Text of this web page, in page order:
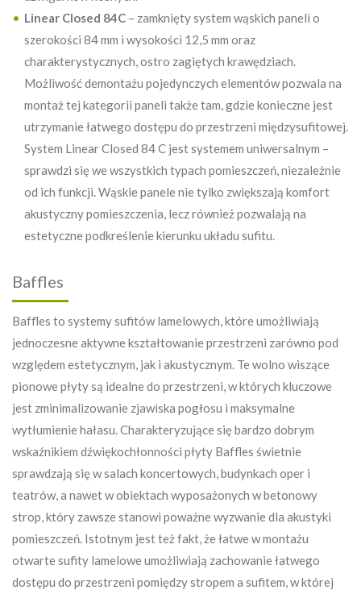
Linear Closed 84C – zamknięty system wąskich paneli o
szerokości 84 mm i wysokości 12,5 mm oraz
charakterystycznych, ostro zagiętych krawędziach.
Możliwość demontażu pojedynczych elementów pozwala na
montaż tej kategorii paneli także tam, gdzie konieczne jest
utrzymanie łatwego dostępu do przestrzeni międzysufitowej.
System Linear Closed 84 C jest systemem uniwersalnym –
sprawdzi się we wszystkich typach pomieszczeń, niezależnie
od ich funkcji. Wąskie panele nie tylko zwiększają komfort
akustyczny pomieszczenia, lecz również pozwalają na
estetyczne podkreślenie kierunku układu sufitu.
Baffles
Baffles to systemy sufitów lamelowych, które umożliwiają
jednoczesne aktywne kształtowanie przestrzeni zarówno pod
względem estetycznym, jak i akustycznym. Te wolno wiszące
pionowe płyty są idealne do przestrzeni, w których kluczowe
jest zminimalizowanie zjawiska pogłosu i maksymalne
wytłumienie hałasu. Charakteryzujące się bardzo dobrym
wskaźnikiem dźwiękochłonności płyty Baffles świetnie
sprawdzają się w salach koncertowych, budynkach oper i
teatrów, a nawet w obiektach wyposażonych w betonowy
strop, który zawsze stanowi poważne wyzwanie dla akustyki
pomieszczeń. Istotnym jest też fakt, że łatwe w montażu
otwarte sufity lamelowe umożliwiają zachowanie łatwego
dostępu do przestrzeni pomiędzy stropem a sufitem, w której